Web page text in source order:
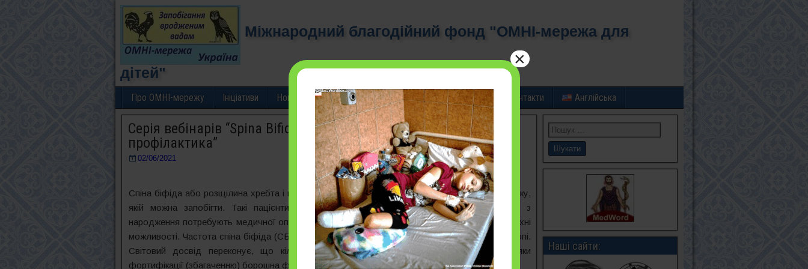
Міжнародний благодійний фонд "ОМНІ-мережа для
дітей"
Про ОМНІ-мережу Ініціативи Новини і звіти Бюлетені Публікації Карти Контакти Англійська
Серія вебінарів “Spina Bifida – гідроцефалія: опіка і
профілактика”
02/06/2021
Спіна біфіда або розщілина хребта і пов‘язана з нею гідроцефалія – вроджена вада розвитку,
якій можна запобігти. Такі пацієнти мають унікальні потреби протягом усього життя, з
народження потребують медичної опіки, відданого піклування батьків і віри суспільства у їхні
можливості. Частота спіна біфіда (СБ) і смертність дітей із СБ в Україні є найвищою у Європі.
Світовий досвід переконує, що кількість СБ можна зменшити на понад 50% завдяки
фортифікації (збагаченню) борошна фолієвою кислотою.
Наші сайти:
×